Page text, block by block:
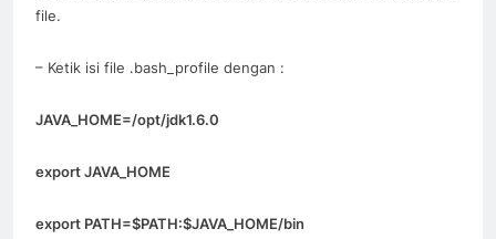
file.
– Ketik isi file .bash_profile dengan :
JAVA_HOME=/opt/jdk1.6.0
export JAVA_HOME
export PATH=$PATH:$JAVA_HOME/bin